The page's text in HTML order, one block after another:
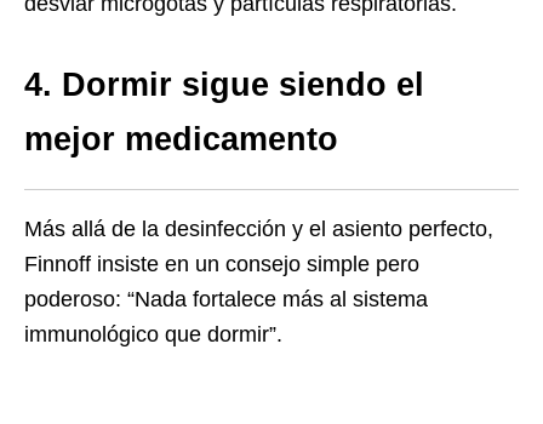
4. Dormir sigue siendo el
mejor medicamento
Más allá de la desinfección y el asiento perfecto,
Finnoff insiste en un consejo simple pero
poderoso: “Nada fortalece más al sistema
immunológico que dormir”.